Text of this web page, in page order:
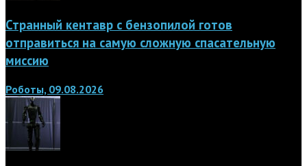
Странный кентавр с бензопилой готов
отправиться на самую сложную спасательную
миссию
Роботы, 09.08.2026